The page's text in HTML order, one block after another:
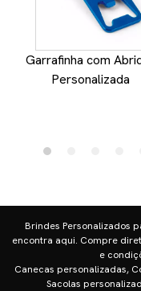
Garrafinha com
Personalizada
Brindes Personalizados
encontra aqui. Compre
e
Canecas personalizadas,
Sacolas